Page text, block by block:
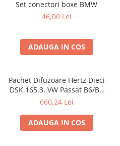
Set conectori boxe BMW
46,00 Lei
ADAUGA IN COS
Pachet Difuzoare Hertz Dieci
DSK 165.3, VW Passat B6/B7
fata
660,24 Lei
ADAUGA IN COS